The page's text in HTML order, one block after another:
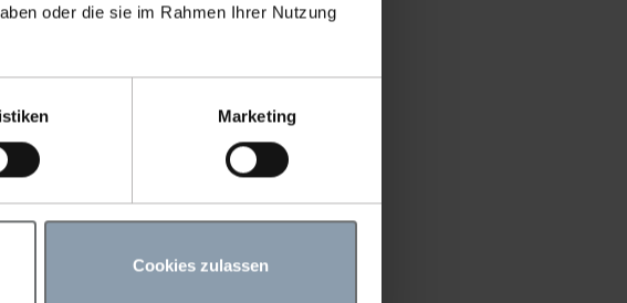
oder die sie im Rahmen Ihrer Nutzung
Marketing
Cookies zulassen